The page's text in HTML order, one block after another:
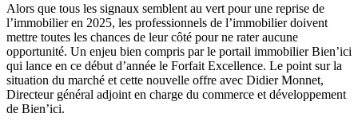
Alors que tous les signaux semblent au vert pour une reprise de
l’immobilier en 2025, les professionnels de l’immobilier doivent
mettre toutes les chances de leur côté pour ne rater aucune
opportunité. Un enjeu bien compris par le portail immobilier Bien’ici
qui lance en ce début d’année le Forfait Excellence. Le point sur la
situation du marché et cette nouvelle offre avec Didier Monnet,
Directeur général adjoint en charge du commerce et développement
de Bien’ici.